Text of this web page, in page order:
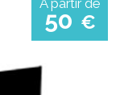
50 €